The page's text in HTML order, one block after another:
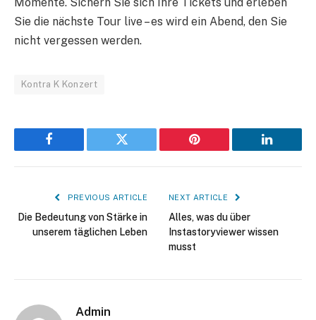
Momente. Sichern Sie sich Ihre Tickets und erleben
Sie die nächste Tour live – es wird ein Abend, den Sie
nicht vergessen werden.
Kontra K Konzert
Facebook Twitter Pinterest LinkedIn
PREVIOUS ARTICLE
Die Bedeutung von Stärke in
unserem täglichen Leben
NEXT ARTICLE
Alles, was du über
Instastoryviewer wissen
musst
Admin